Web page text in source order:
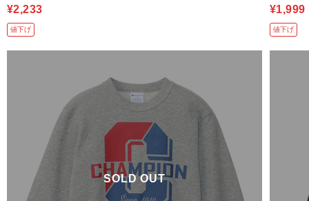
¥2,233
値下げ
¥1,999
値下げ
SOLD OUT